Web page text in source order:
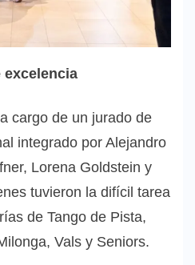
excelencia
cargo de un jurado de
integrado por Alejandro
Lorena Goldstein y
tuvieron la difícil tarea
de Tango de Pista,
Vals y Seniors.